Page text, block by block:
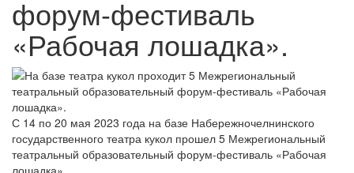
форум-фестиваль
«Рабочая лошадка».
С 14 по 20 мая 2023 года на базе Набережночелнинского
государственного театра кукол прошел 5 Межрегиональный
театральный образовательный форум-фестиваль «Рабочая
лошадка».